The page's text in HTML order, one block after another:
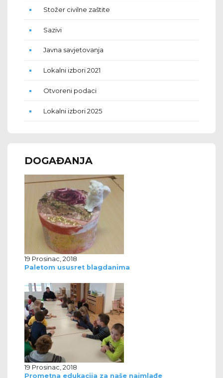
Stožer civilne zaštite
Sazivi
Javna savjetovanja
Lokalni izbori 2021
Otvoreni podaci
Lokalni izbori 2025
DOGAĐANJA
19 Prosinac, 2018
Paletom ususret blagdanima
19 Prosinac, 2018
Prometna edukacija za naše najmlađe